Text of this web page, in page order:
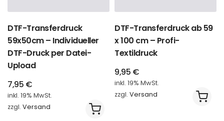
DTF-Transferdruck
59x50cm – Individueller
DTF-Druck per Datei-
Upload
7,95 €
inkl. 19% MwSt.
zzgl. Versand
DTF-Transferdruck ab 59
x 100 cm – Profi-
Textildruck
9,95 €
inkl. 19% MwSt.
zzgl. Versand